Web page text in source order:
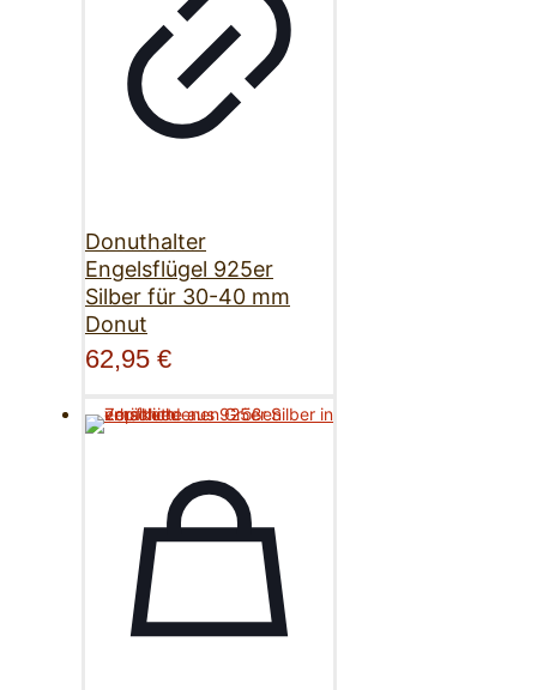
Donuthalter
Engelsflügel 925er
Silber für 30-40 mm
Donut
62,95 €